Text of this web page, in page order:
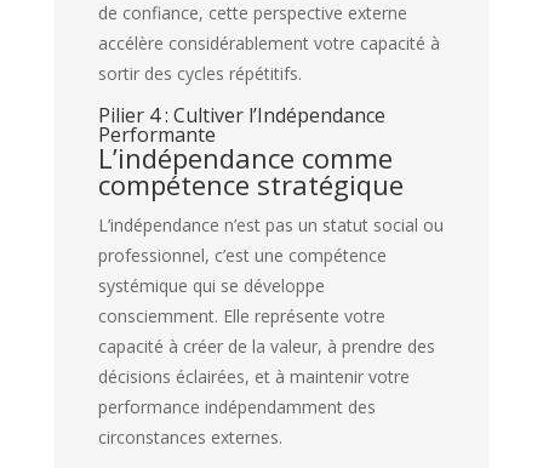
de confiance, cette perspective externe
accélère considérablement votre capacité à
sortir des cycles répétitifs.
Pilier 4 : Cultiver l’Indépendance
Performante
L’indépendance comme
compétence stratégique
L’indépendance n’est pas un statut social ou
professionnel, c’est une compétence
systémique qui se développe
consciemment. Elle représente votre
capacité à créer de la valeur, à prendre des
décisions éclairées, et à maintenir votre
performance indépendamment des
circonstances externes.